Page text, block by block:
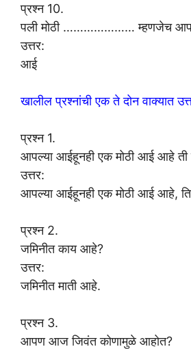
प्रश्न 10.
पली मोठी ………………… म्हणजेच
उत्तर:
आई
खालील प्रश्नांची एक ते दोन वाक्यात
प्रश्न 1.
आपल्या आईहूनही एक मोठी आई आहे ती
उत्तर:
आपल्या आईहूनही एक मोठी आई आहे,
प्रश्न 2.
जमिनीत काय आहे?
उत्तर:
जमिनीत माती आहे.
प्रश्न 3.
आपण आज जिवंत कोणामुळे आहोत?